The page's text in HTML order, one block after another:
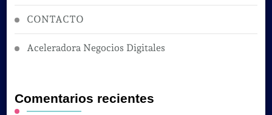
CONTACTO
Aceleradora Negocios Digitales
Comentarios recientes